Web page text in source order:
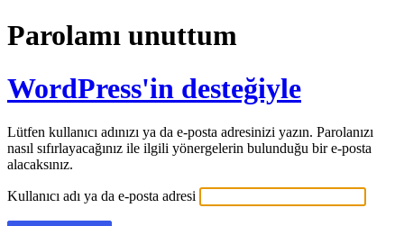
Parolamı unuttum
WordPress'in desteğiyle
Lütfen kullanıcı adınızı ya da e-posta adresinizi yazın. Parolanızı
nasıl sıfırlayacağınız ile ilgili yönergelerin bulunduğu bir e-posta
alacaksınız.
Kullanıcı adı ya da e-posta adresi